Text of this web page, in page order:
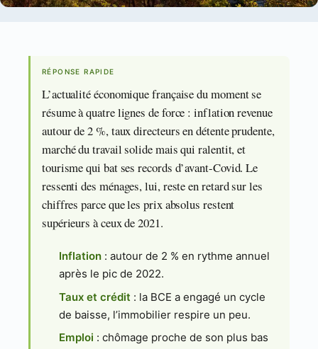
RÉPONSE RAPIDE
L’actualité économique française du moment se
résume à quatre lignes de force : inflation revenue
autour de 2 %, taux directeurs en détente prudente,
marché du travail solide mais qui ralentit, et
tourisme qui bat ses records d’avant-Covid. Le
ressenti des ménages, lui, reste en retard sur les
chiffres parce que les prix absolus restent
supérieurs à ceux de 2021.
Inflation : autour de 2 % en rythme annuel
après le pic de 2022.
Taux et crédit : la BCE a engagé un cycle
de baisse, l’immobilier respire un peu.
Emploi : chômage proche de son plus bas